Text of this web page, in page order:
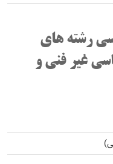
رشته های
غیر فنی و